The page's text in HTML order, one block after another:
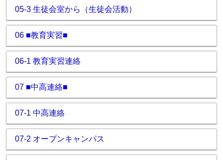
05-3 生徒会室から（生徒会活動）
06 ■教育実習■
06-1 教育実習連絡
07 ■中高連絡■
07-1 中高連絡
07-2 オープンキャンパス